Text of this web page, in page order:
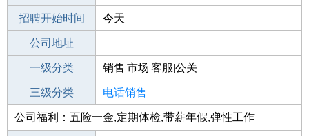
公司电话
招聘开始时间 今天
招聘结束时间
公司地址
一级分类 销售|市场|客服|公关
二级分类 销售
三级分类 电话销售
其他行业
公司福利：五险一金,定期体检,带薪年假,弹性工作